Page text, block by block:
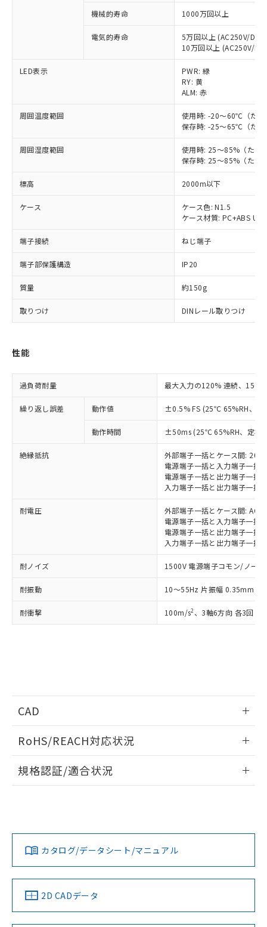
機械的寿命 1000万回以上
電気的寿命
5万回以上 (AC250V/
10万回以上 (AC250V/
LED表示
PWR: 緑
RY: 黄
ALM: 赤
周囲温度範囲
使用時: -20～60℃（ただ
保存時: -25～65℃（ただ
周囲湿度範囲
使用時: 25～85%（ただ
保存時: 25～85%（ただ
標高 2000m以下
ケース
ケース色: N1.5
ケース材質: PC+ABS
端子接続 ねじ端子
端子部保護構造 IP20
質量 約150g
取りつけ DINレール取りつけ
性能
過負荷耐量 最大入力の120% 連続、
繰り返し誤差 動作値 ±0.5% FS (25℃ 65%RH、定
動作時間 ±50ms (25℃ 65%RH、定格
絶縁抵抗
外部端子一括とケース間:
電源端子一括と入力端子一括
電源端子一括と出力端子一括
入力端子一括と出力端子一括
耐電圧
外部端子一括とケース間:
電源端子一括と入力端子一括
電源端子一括と出力端子一括
入力端子一括と出力端子一括
耐ノイズ 1500V 電源端子コモン/ノー
耐振動 10～55Hz 片振幅 0.35mm X
耐衝撃 100m/s2 、3軸6方向 各3回
CAD
ドすることができます。
ログイン/会員登録
ダウンロードデータをご利用いただく前に、以下を必ずお読
みください。
ソフトウェアの使用条件
RoHS/REACH対応状況
EU RoHS 注意事項・凡例
対応済み
中国 RoHS 注意事項・凡例
規格認証/適合状況
LR型式承認
（イギリス
船舶規格）
DNV型式承認
（ノルウェー
BV型式承認
（フランス
KR型式
（韓国
No No No No
カタログ/データシート/マニュアル
2D CADデータ
ご利用条件
以下の条件をお読みいただき、同意のうえ
本サービスは、当社制御機器事業取扱
商品の当社在庫状況および標準価格
(税抜)を提供させていただくもので
当社制御機器事業取扱商品の中には、
本サービスの対象外となる商品もある
記載している更新日時点での社内デー
タに基づき作成されるものであり、閲
覧された時点での実際の在庫および標
準価格とは異なる場合があることをご
正式な納期状況および標準価格はお客
様のお取引先、またはお客様担当のオ
ムロン制御機器販売店・当社販売員に
オムロン制御機器販売店や当社販売拠
」をご確認
マイパーツ機能（部品リスト作成サー
ビス）をご利用いただくには、I-Web
メンバーズにご登録されている必要が
あります。
お客様が当ウェブサイト上で当社にご
登録された部品リストについて、当社
および当社の共同利用者が、当社の製
品・サービスに関するお客様との取
引・商談に必要な範囲で利用すること
※当社の共同利用者とは、"個人情報
の「1.共同利
用者の範囲」に記載されている法人を
対応予定：EU RoHS指令（10物質）の非含
有に対応した製品に切り替える予定のある
対応予定なし：EU RoHS指令（10物質）の
非含有に非対応の商品で、対応品を出す予
調査・確認中：EU RoHS指令（10物質）の
非含有の対応状況を調査中または確認中の
非該当品：ライセンス料など無形物で、有
害物質有無と関係のない商品です。
仕入先様の事情により、非含有部品として
いたものが、含有品と判明した場合などや
むを得ず変更することがあります。
鉛(Pb) 1000ppm以下、 水銀(Hg) 1000ppm以下、 カド
六価クロム(Cr(Ⅵ)) 1000ppm以下、ポリ臭化ビフェニル
類(PBB) 1000ppm以下、ポリ臭化ジフェニルエーテル類
(PBDE) 1000ppm以下、フタル酸ビス(2-エチルヘキシ
ルベンジル（BBP） 1000ppm以下、フタル酸ジブチル
（DBP） 1000ppm以下、フタル酸ジイソブチル
但し、RoHS指令で産業用監視および制御機器に対する
図的な使用がないことを確認しています。
部品在庫の切り替え状況などにより、予定
月が前後することがあります。
※3 非含有証明書ダウンロード
下記の非含有証明書をダウンロードするこ
EU RoHS指令（10物質）の非含有証明書
51物質の非含有証明書（当社基準）
※本証明書は発行日時点で非含有を証明す
るもので、過去に遡って非含有を証明する
また、RoHS指令のフタル酸エステル類４
物質の対応では、対応完了までの期間は出
荷製品に未対応品が混在することから備考
欄に対応日を記載しておりました。
既に当社にて対応品への在庫切替を完了
していることから、特段のことがない限
「○」：最大均質材料含有率が中国RoHSの
基準値以下であることを示します。
「×」：最大均質材料含有率が中国RoHSの
基準値を超えていることを示します。
「－」：未確認です。当社販売部門へお問
Pb(鉛) :1000ppm、 Hg(水銀) : 1000ppm、 Cd(カドミウ
ニル類) : 1000ppm、 PBDEs(ポリ臭化ジフェニルエーテ
DBP(フタル酸ジブチル) : 1000ppm、 DIBP(フタル酸ジ
イソブチル) : 1000ppm、 BBP(フタル酸ブチルベンジ
DEHP(フタル酸ビス(2-エチルヘキシル)) : 1000ppm
※2 環境保護使用期限
「10」：通常の使用状況下において有害物
質が外部に漏えいし、環境に深刻な影響を
及ぼさない年数を意味します。
「－」：未確認です。当社販売部門へお問
当社は、これら貴社製品のうち、外国
為替および外国貿易法に定める商品
（以下｢規制貨物等」という）を輸出
または国外への提供する場合は、日本
国政府の輸出許可(または役務取引許
可)を取得するなどの必要な手続きを
全に破砕するなど、違法に輸出されな
いよう必要な手段を講じます。
当社は貴社製品を、核兵器、ミサイ
ル、化学兵器、生物兵器またはその他
武器並びにこれらの製造装置等に一切
使用いたしません。
販売先および販売に係わる関係者が違
法に輸出するおそれがある場合は、取
り引きをいたしません。
キャンセル
在庫なし(最新の在庫状況につ
いては、お客様のお取引先、ま
たはお客様担当のオムロン制御
受注生産機種、また在庫状況の
情報を公開していない機種